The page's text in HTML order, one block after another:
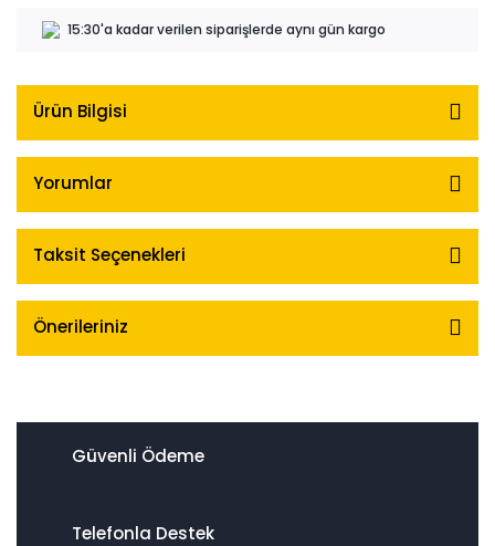
15:30'a kadar verilen siparişlerde aynı gün kargo
Ürün Bilgisi
Yorumlar
Taksit Seçenekleri
Önerileriniz
Güvenli Ödeme
Telefonla Destek